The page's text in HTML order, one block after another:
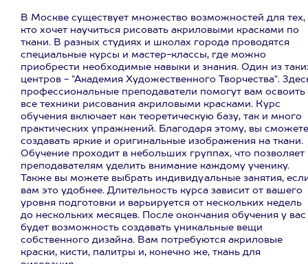
В Москве существует множество возможностей для тех,
кто хочет научиться рисовать акриловыми красками по
ткани. В разных студиях и школах города проводятся
специальные курсы и мастер-классы, где можно
приобрести необходимые навыки и знания. Один из
центров - "Академия Художественного Творчества".
профессиональные преподаватели помогут вам освоить
все техники рисования акриловыми красками. Курс
обучения включает как теоретическую базу, так и много
практических упражнений. Благодаря этому, вы сможете
создавать яркие и оригинальные изображения на ткани.
Обучение проходит в небольших группах, что позволяет
преподавателям уделить внимание каждому ученику.
Также вы можете выбрать индивидуальные занятия,
вам это удобнее. Длительность курса зависит от вашего
уровня подготовки и варьируется от нескольких недель
до нескольких месяцев. После окончания обучения у вас
будет возможность создавать уникальные вещи
собственного дизайна. Вам потребуются акриловые
краски, кисти, палитры и, конечно же, ткань для